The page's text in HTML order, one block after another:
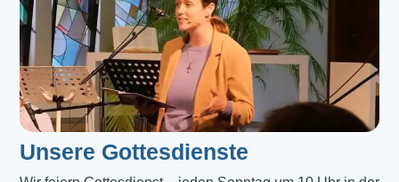
Unsere Gottesdienste